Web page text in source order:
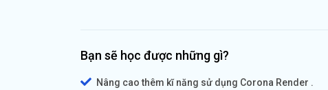
Bạn sẽ học được những gì?
Nâng cao thêm kĩ năng sử dụng Corona Render .